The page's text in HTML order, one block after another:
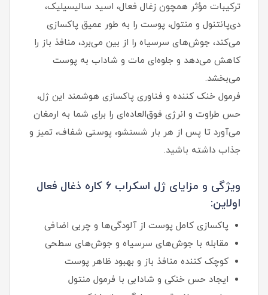
ترکیبات مؤثر همچون زغال فعال، اسید سالیسیلیک،
دی‌پانتنول و منتول، پوست را به‌ طور عمیق پاکسازی
می‌کند، جوش‌های سرسیاه را از بین می‌برد، منافذ باز را
کاهش می‌دهد و جلوه‌ای مات و شاداب به پوست
می‌بخشد.
فرمول خنک‌ کننده و فناوری پاکسازی هوشمند این ژل،
حس طراوت و انرژی فوق‌العاده‌ای را برای شما به ارمغان
می‌آورد تا پس از هر بار شستشو، پوستی شفاف، تمیز و
جذاب داشته باشید.
ویژگی و مزایای ژل اسکراب 6 کاره ذغال فعال
اولاین:
پاکسازی کامل پوست از آلودگی‌ها و چربی اضافی
مقابله با جوش‌های سرسیاه و جوش‌های سطحی
کوچک‌ کننده منافذ باز و بهبود ظاهر پوست
ایجاد حس خنکی و شادابی با فرمول منتول